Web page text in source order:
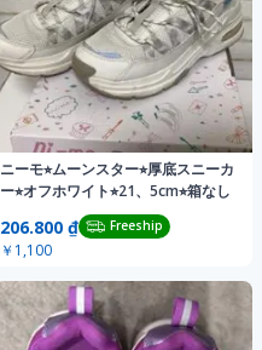
ニーモ⭐︎ムーンスター⭐︎厚底スニーカ
ー⭐︎オフホワイト⭐︎21、5cm⭐︎箱なし
206.800 ₫ Freeship
￥1,100